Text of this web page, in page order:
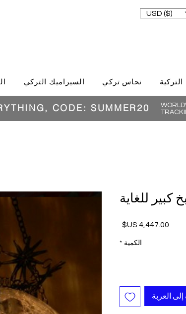
USD ($)
السيراميك التركي نحاس تركي التركية
CODE: SUMMER20
للغاية
السعر
الكمية *
العربة